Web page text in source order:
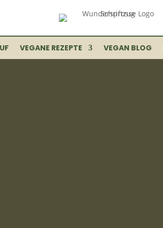
VEGANE REZEPTE VEGAN BLOG